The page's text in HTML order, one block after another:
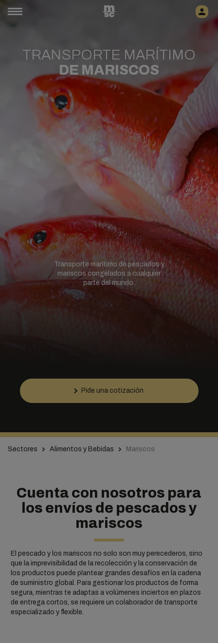
TRANSPORTE MARÍTIMO
DE MARISCOS
Transporte marítimo de pescados y
mariscos congelados a cualquier
parte del mundo.
Pide una cotización
Sectores Alimentos y Bebidas Mariscos
Cuenta con nosotros para
los envíos de pescados y
mariscos
El pescado y los mariscos no solo son muy perecederos, sino
que la imprevisibilidad de la recolección y la conservación de
los productos puede plantear grandes desafíos en la cadena
de suministro global. Para gestionar los productos de forma
segura, mientras te adaptas a volúmenes inciertos en plazos
de entrega cortos, se requiere un colaborador de transporte
especializado y flexible.